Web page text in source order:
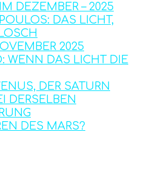
DEZEMBER – 2025
DAS LICHT,
2025
WENN DAS LICHT DIE
DER SATURN
DERSELBEN
DES MARS?